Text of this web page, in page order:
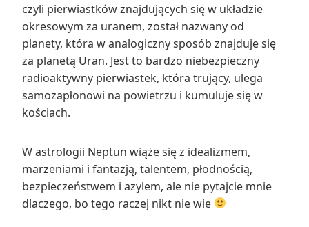
czyli pierwiastków znajdujących się w układzie
okresowym za uranem, został nazwany od
planety, która w analogiczny sposób znajduje się
za planetą Uran. Jest to bardzo niebezpieczny
radioaktywny pierwiastek, która trujący, ulega
samozapłonowi na powietrzu i kumuluje się w
kościach.
W astrologii Neptun wiąże się z idealizmem,
marzeniami i fantazją, talentem, płodnością,
bezpieczeństwem i azylem, ale nie pytajcie mnie
dlaczego, bo tego raczej nikt nie wie